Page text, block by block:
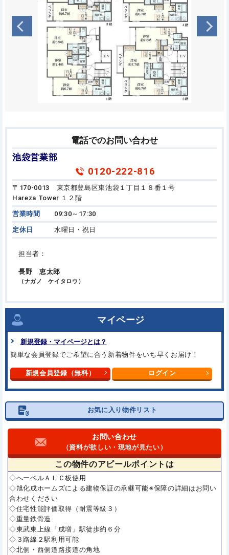
電話でのお問い合わせ
池袋営業部
0120-222-816
〒170-0013 東京都豊島区東池袋１丁目１８番１号
Hareza Tower １２階
営業時間 09:30～17:30
定休日 水曜日・祝日
担当者：
長野 恵太郎
（ナガノ ケイタロウ）
マイページ
新規登録・マイページとは？
簡単な会員登録でご希望に合う新着物件をいち早くお届け！
新規会員登録（無料） ログイン
お気に入り物件リスト
お問い合わせ
（資料が欲しい・現地が見たい）
この物件のアピールポイントは
◇へーベルＡＬＣ板使用
◇旭化成ホームズによる建物保証の承継可能※保障の詳細はお問い
合わせください
◇住宅性能評価取得（耐震等級３）
◇重量鉄骨造
◇東武東上線「成増」駅徒歩約６分
◇３路線２駅利用可能
◇北側・西側道路接道の角地